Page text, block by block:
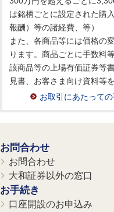
は銘柄ごとに設定された購
報酬）等の諸経費、等）
また、各商品等には価格の
ります。商品ごとに手数料
該商品等の上場有価証券等
見書、お客さま向け資料等
お取引にあたって
お問合わせ
お問合わせ
大和証券以外の窓口
お手続き
口座開設のお申込み